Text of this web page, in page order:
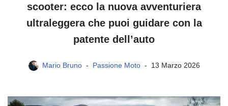
scooter: ecco la nuova avventuriera
ultraleggera che puoi guidare con la
patente dell’auto
Mario Bruno Passione Moto 13 Marzo 2026